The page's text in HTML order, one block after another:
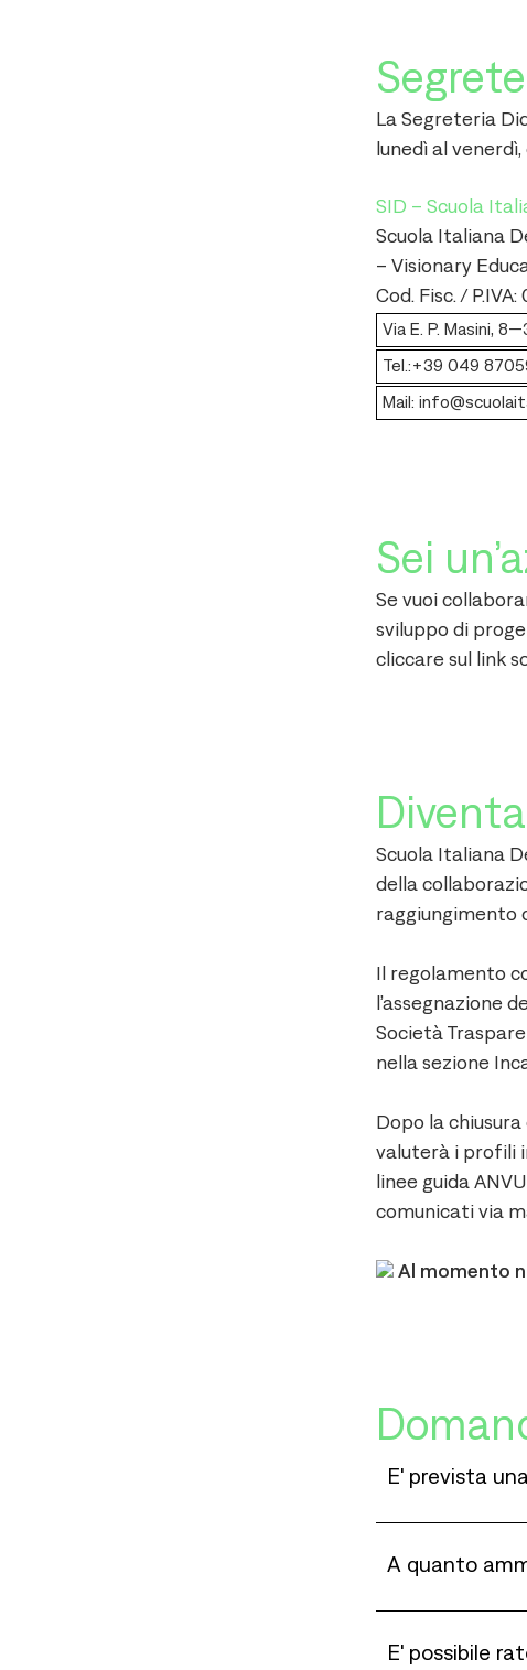
La Segreteria
lunedì al
SID – Scuola
Scuola Italiana
– Visionary
Cod. Fisc. /
Via E. P. Masini,
Tel.:+39 049
Mail:
Sei
Se vuoi
sviluppo di
cliccare sul link
Scuola Italiana
della
raggiungimento
Il regolamento
l’assegnazione
Società
nella sezione
Dopo la
valuterà i profili
linee guida
comunicati via
Al momento
E' prevista
A quanto
E' possibile